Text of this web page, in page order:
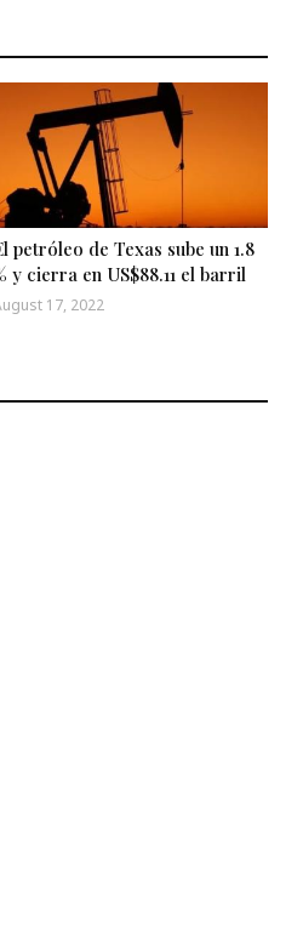
petróleo de Texas sube un 1.8
y cierra en US$88.11 el barril
17, 2022